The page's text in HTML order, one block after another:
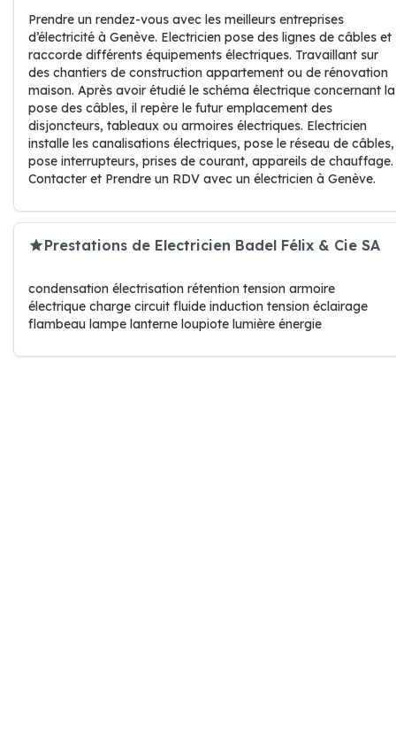
Prendre un rendez-vous avec les meilleurs entreprises
d’électricité à Genève. Electricien pose des lignes de câbles et
raccorde différents équipements électriques. Travaillant sur
des chantiers de construction appartement ou de rénovation
maison. Après avoir étudié le schéma électrique concernant la
pose des câbles, il repère le futur emplacement des
disjoncteurs, tableaux ou armoires électriques. Electricien
installe les canalisations électriques, pose le réseau de câbles,
pose interrupteurs, prises de courant, appareils de chauffage.
Contacter et Prendre un RDV avec un électricien à Genève.
Prestations de Electricien Badel Félix & Cie SA
condensation électrisation rétention tension armoire
électrique charge circuit fluide induction tension éclairage
flambeau lampe lanterne loupiote lumière énergie